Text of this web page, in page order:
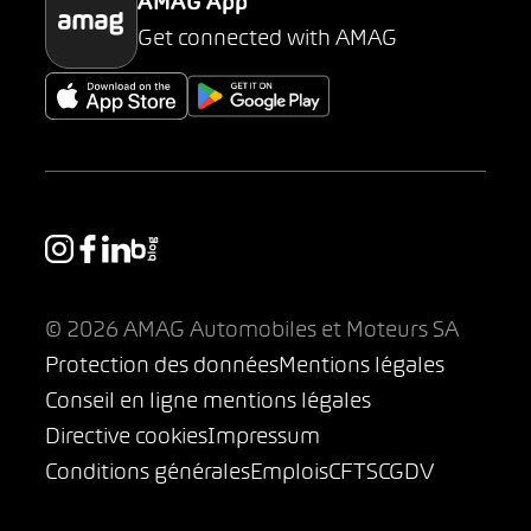
AMAG App
Get connected with AMAG
© 2026 AMAG Automobiles et Moteurs SA
Protection des donnéesMentions légales
Conseil en ligne mentions légales
Directive cookiesImpressum
Conditions généralesEmploisCFTSCGDV